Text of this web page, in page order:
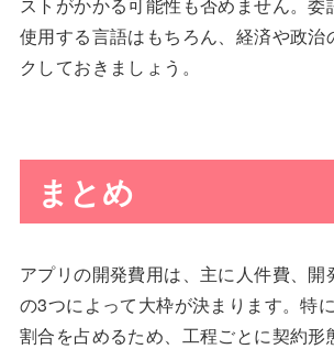
使用する言語はもちろん、経済や政治
クしておきましょう。
まとめ
アプリの開発費用は、主に人件費、開
の3つによって大枠が決まります。特
割合を占めるため、工程ごとに契約形